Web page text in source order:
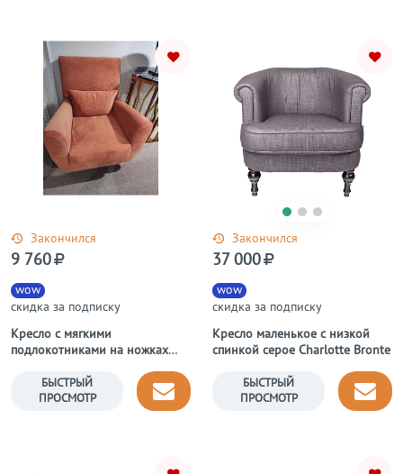
Закончился
Кресло с мягкими
подлокотниками на ножках
wow
скидка за подписку
9 760
БЫСТРЫЙ
ПРОСМОТР
Закончился
Кресло маленькое с низкой
спинкой серое Charlotte Bronte
wow
скидка за подписку
37 000
БЫСТРЫЙ
ПРОСМОТР